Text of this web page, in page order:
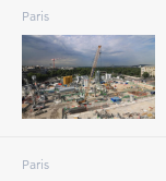
Paris
Paris